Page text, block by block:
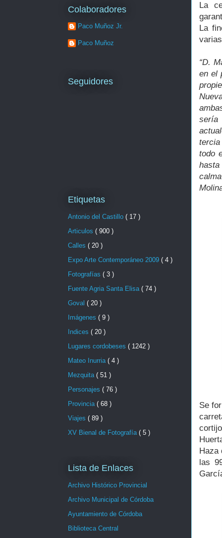
La
La
“D.
en el
sería
tercia
todo
Se
Haza
las
Colaboradores
Paco Muñoz Jr.
Paco Muñoz
Seguidores
Etiquetas
Antonio del Castillo ( 17 )
Articulos ( 900 )
Calles ( 20 )
Expo Arte Contemporáneo 2009 ( 4 )
Fotografías ( 3 )
Fuente Agria Santa Elisa ( 74 )
Goval ( 20 )
Imágenes ( 9 )
Indices ( 20 )
Lugares cordobeses ( 1242 )
Mateo Inurria ( 4 )
Mezquita ( 51 )
Personajes ( 76 )
Provincia ( 68 )
Viajes ( 89 )
XV Bienal de Fotografía ( 5 )
Lista de Enlaces
Archivo Histórico Provincial
Archivo Municipal de Córdoba
Ayuntamiento de Córdoba
Biblioteca Central